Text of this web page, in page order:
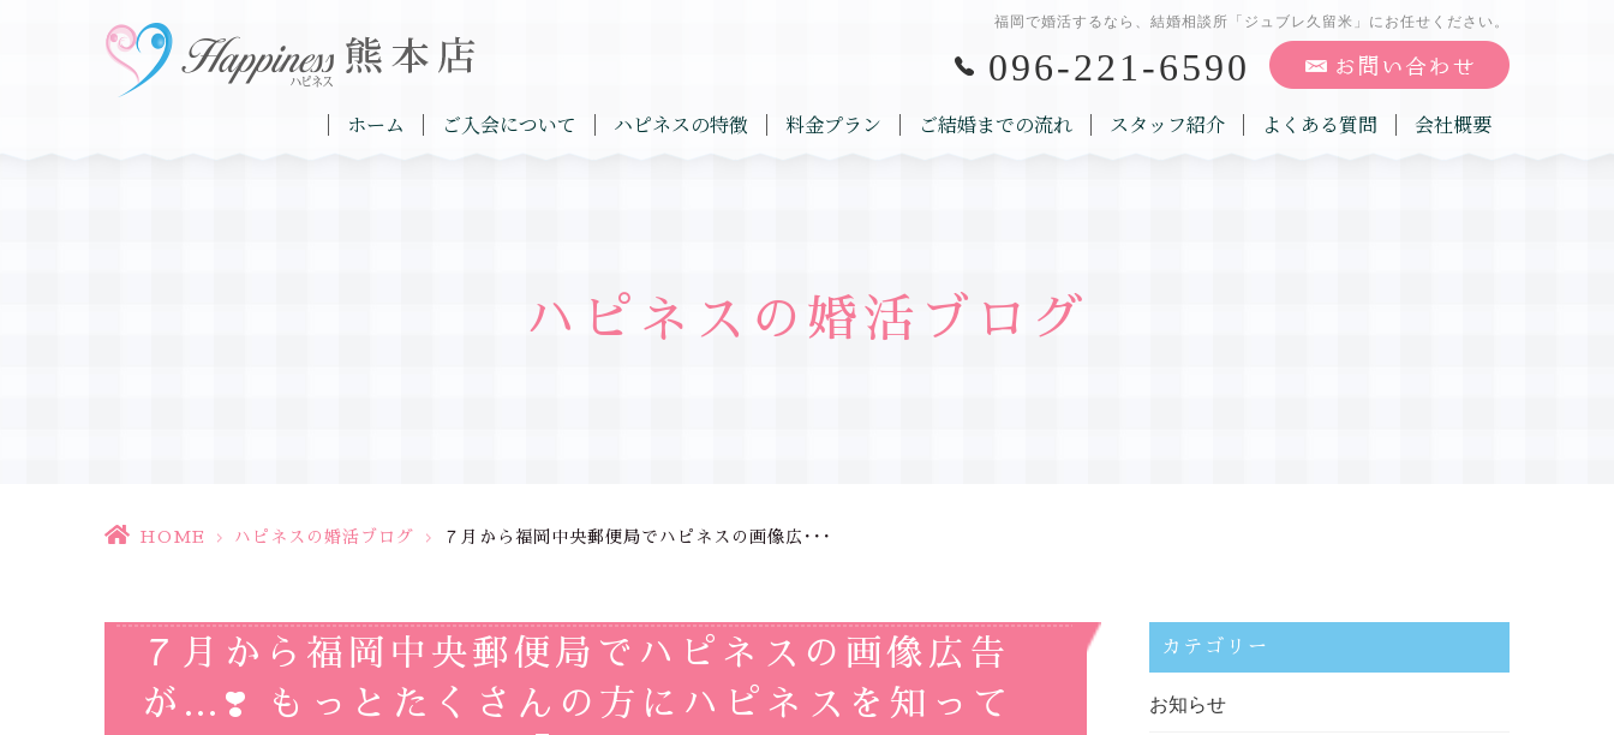
福岡で婚活するなら、結婚相談所「ジュブレ久留米」にお任せください。
096-221-6590
ホーム ご入会について ハピネスの特徴 料金プラン ご結婚までの流れ スタッフ紹介 よくある質問 会社概要
ハピネスの婚活ブログ
HOME > ハピネスの婚活ブログ > ７月から福岡中央郵便局でハピネスの画像広･･･
７月から福岡中央郵便局でハピネスの画像広告
が…❣️ もっとたくさんの方にハピネスを知って
カテゴリー
お知らせ